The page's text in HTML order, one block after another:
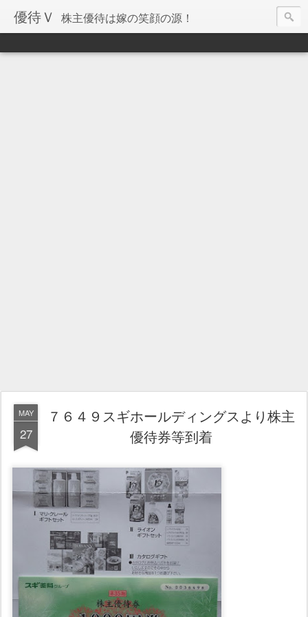
優待Ｖ 株主優待は嫁の笑顔の源！
MAY
27
７６４９スギホールディングスより株主
優待券等到着